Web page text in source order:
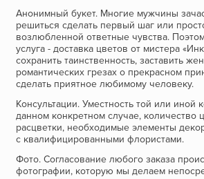
Анонимный букет. Многие мужчины
решиться сделать первый шаг или
возлюбленной ответные чувства.
услуга - доставка цветов от мистера
сохранить таинственность, заставить
романтических грезах о прекрасном
сделать приятное любимому человеку.
Консультации. Уместность той или иной
данном конкретном случае, количество
расцветки, необходимые элементы
с квалифицированными флористами.
Фото. Согласование любого заказа
фотографии, которую мы делаем